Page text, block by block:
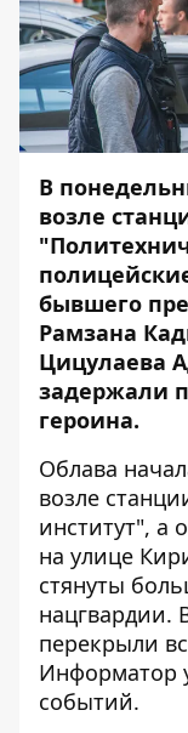
В
возле
бывшего
Рамзана
Цицулаева
задержали
героина.
Облава
возле
институт", а
на улице
стянуты
нацгвардии.
перекрыли
Информатор
событий.